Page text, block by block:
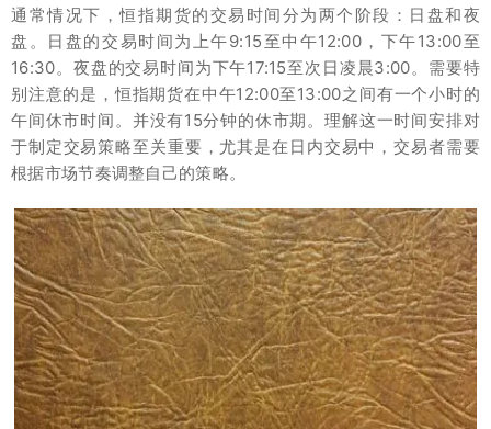
通常情况下，恒指期货的交易时间分为两个阶段：日盘和夜
盘。日盘的交易时间为上午9:15至中午12:00，下午13:00至
16:30。夜盘的交易时间为下午17:15至次日凌晨3:00。需要特
别注意的是，恒指期货在中午12:00至13:00之间有一个小时的
午间休市时间。并没有15分钟的休市期。理解这一时间安排对
于制定交易策略至关重要，尤其是在日内交易中，交易者需要
根据市场节奏调整自己的策略。